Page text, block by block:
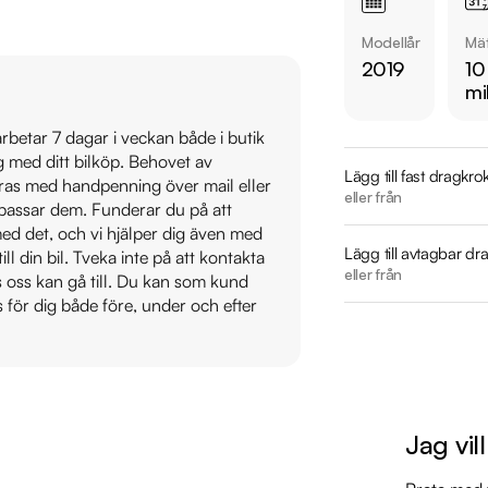
7 dagar i veckan både i butik
med ditt bilköp. Behovet av
med handpenning över mail eller
dem. Funderar du på att
det, och vi hjälper dig även med
din bil. Tveka inte på att kontakta
kan gå till. Du kan som kund
dig både före, under och efter
Jämför denna bil
https://
Vid blandad
Möjlighet till 12-60
Senast servad:
Modellår
2019
mil
Lägg till fast
eller från
Lägg till avtagbar
eller från
Jag